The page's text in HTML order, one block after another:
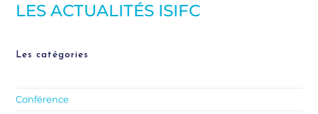
LES ACTUALITÉS ISIFC
Les catégories
Conférence